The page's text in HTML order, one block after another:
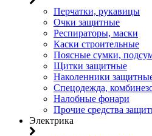
Перчатки, рукавицы
Очки защитные
Респираторы, маски
Каски строительные
Поясные сумки,
Щитки защитные
Наколенники
Спецодежда,
Налобные фонари
Прочие средства
Электрика